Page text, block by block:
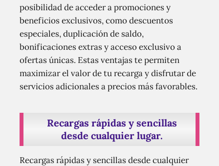
posibilidad de acceder a promociones y
beneficios exclusivos, como descuentos
especiales, duplicación de saldo,
bonificaciones extras y acceso exclusivo a
ofertas únicas. Estas ventajas te permiten
maximizar el valor de tu recarga y disfrutar de
servicios adicionales a precios más favorables.
Recargas rápidas y sencillas
desde cualquier lugar.
Recargas rápidas y sencillas desde cualquier